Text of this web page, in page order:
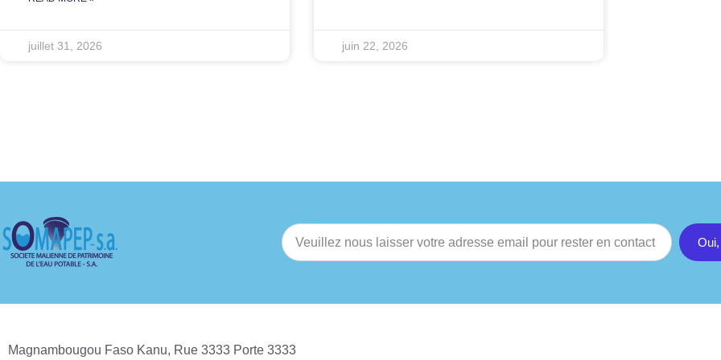
juillet 31, 2026 juin 22, 2026
Magnambougou Faso Kanu, Rue 3333 Porte 3333